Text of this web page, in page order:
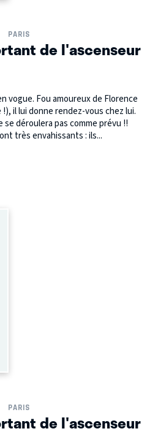
PARIS
de l'ascenseur
vogue. Fou amoureux de Florence
il lui donne rendez-vous chez lui.
déroulera pas comme prévu !!
très envahissants : ils...
PARIS
de l'ascenseur